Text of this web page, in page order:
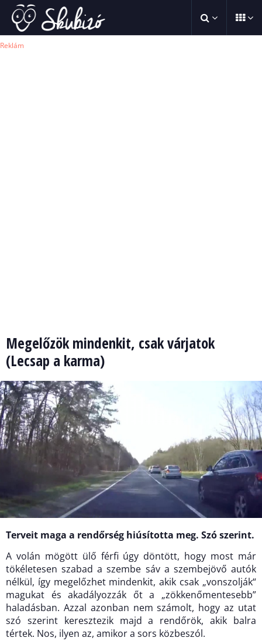
Reklám
Megelőzök mindenkit, csak várjatok
(Lecsap a karma)
Terveit maga a rendőrség hiúsította meg. Szó szerint.
A volán mögött ülő férfi úgy döntött, hogy most már
tökéletesen szabad a szembe sáv a szembejövő autók
nélkül, így megelőzhet mindenkit, akik csak „vonszolják“
magukat és akadályozzák őt a „zökkenőmentesebb”
haladásban. Azzal azonban nem számolt, hogy az utat
szó szerint keresztezik majd a rendőrök, akik balra
tértek. Nos, ilyen az, amikor a sors közbeszól.